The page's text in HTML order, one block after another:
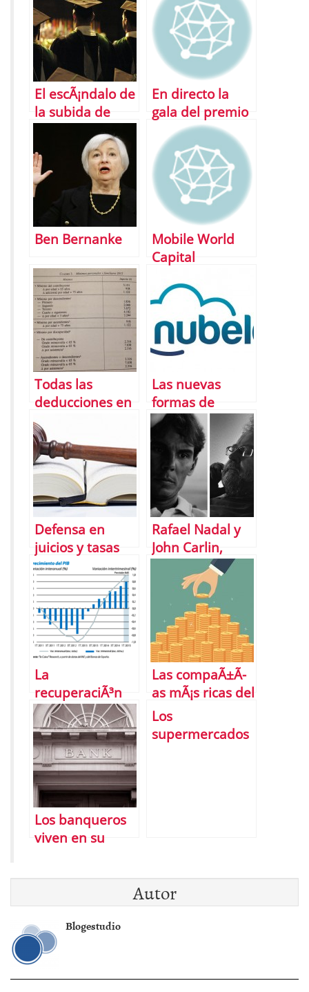
espaÃ±ola
El escÃ¡ndalo de
la subida de
universitarias
En directo la
gala del premio
Nobel de la Paz
2013
Ben Bernanke
Mobile World
Capital
apuesta por los
emprendedores
con 4YFN
Todas las
deducciones en
la declaraciÃ³n
de la renta 2014
Las nuevas
formas de
encontrar
trabajo
Defensa en
juicios y tasas
gratuitas gracias
a LegÃ¡litas
Rafael Nadal y
John Carlin,
cerca con Banco
Sabadell
La
recuperaciÃ³n
econÃ³mica en
EspaÃ±a,
Â¿consolidada?
Las compaÃ±Ã­
as mÃ¡s ricas del
planeta
Los banqueros
viven en su
Los
supermercados
Autor
Blogestudio